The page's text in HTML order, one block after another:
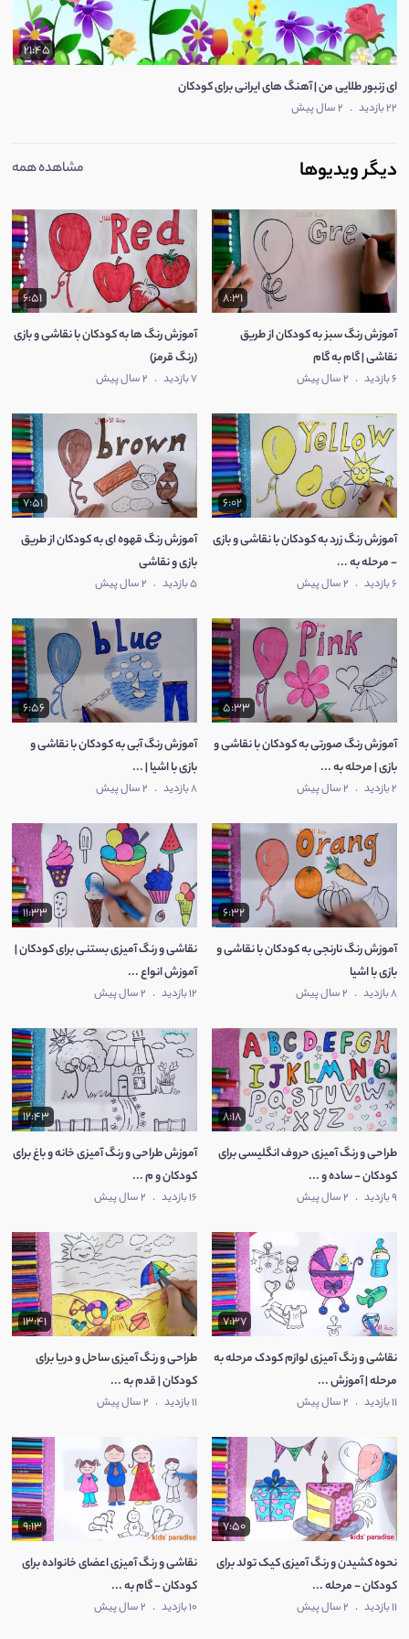
21:45
ای زنبور طلایی من | آهنگ های ایرانی برای کودکان
22 بازدید . 2 سال پیش
دیگر ویدیوها مشاهده همه
8:31
آموزش رنگ سبز به کودکان از طریق
نقاشی | گام به گام
6 بازدید . 2 سال پیش
6:51
آموزش رنگ ها به کودکان با نقاشی و بازی
(رنگ قرمز)
7 بازدید . 2 سال پیش
6:02
آموزش رنگ زرد به کودکان با نقاشی و بازی
- مرحله به ...
6 بازدید . 2 سال پیش
7:51
آموزش رنگ قهوه ای به کودکان از طریق
بازی و نقاشی
5 بازدید . 2 سال پیش
5:33
آموزش رنگ صورتی به کودکان با نقاشی و
بازی | مرحله به ...
2 بازدید . 2 سال پیش
6:56
آموزش رنگ آبی به کودکان با نقاشی و
بازی با اشیا | ...
8 بازدید . 2 سال پیش
6:32
آموزش رنگ نارنجی به کودکان با نقاشی و
بازی با اشیا
8 بازدید . 2 سال پیش
11:33
نقاشی و رنگ آمیزی بستنی برای کودکان |
آموزش انواع ...
12 بازدید . 2 سال پیش
8:18
طراحی و رنگ آمیزی حروف انگلیسی برای
کودکان - ساده و ...
9 بازدید . 2 سال پیش
12:43
آموزش طراحی و رنگ آمیزی خانه و باغ برای
کودکان و م ...
16 بازدید . 2 سال پیش
7:37
نقاشی و رنگ آمیزی لوازم کودک مرحله به
مرحله | آموزش ...
11 بازدید . 2 سال پیش
13:41
طراحی و رنگ آمیزی ساحل و دریا برای
کودکان | قدم به ...
11 بازدید . 2 سال پیش
7:50
نحوه کشیدن و رنگ آمیزی کیک تولد برای
کودکان - مرحله ...
11 بازدید . 2 سال پیش
9:13
نقاشی و رنگ آمیزی اعضای خانواده برای
کودکان - گام به ...
10 بازدید . 2 سال پیش